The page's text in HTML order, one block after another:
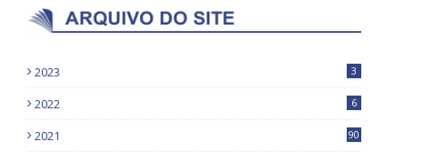
2023 3
2022 6
2021 90